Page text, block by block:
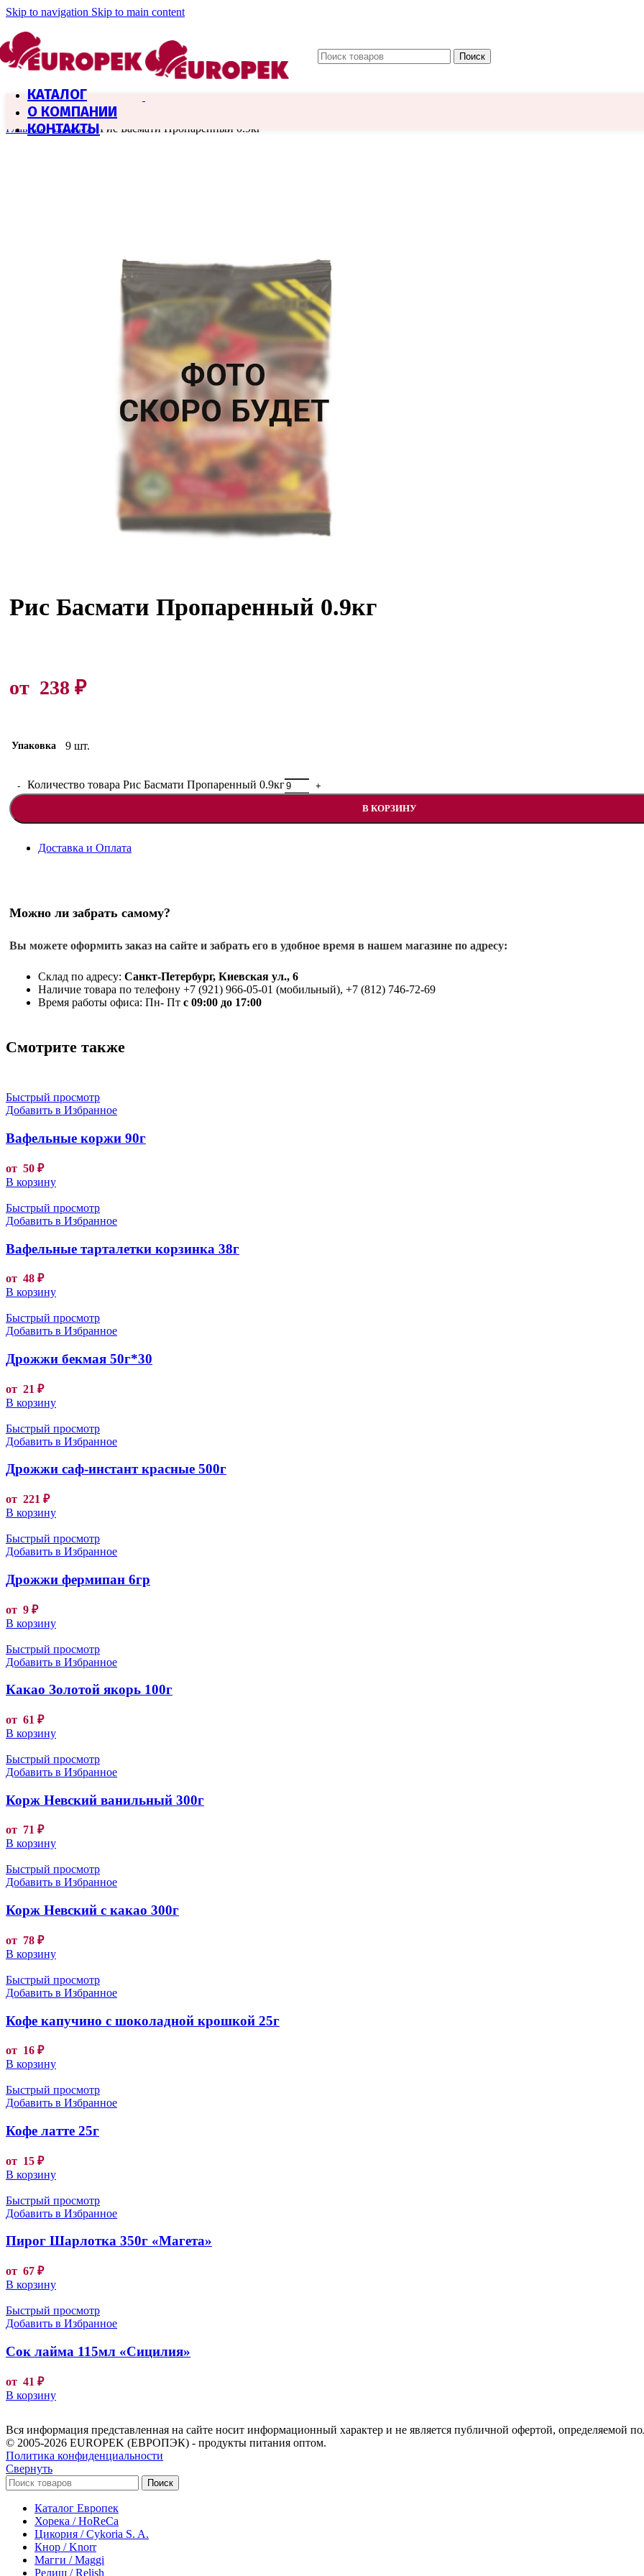
Skip to navigation Skip to main content
Поиск
КАТАЛОГ
О КОМПАНИИ
КОНТАКТЫ
Главная / Бакалея/ Рис Басмати Пропаренный 0.9кг
Рис Басмати Пропаренный 0.9кг
от 238 ₽
Упаковка 9 шт.
Количество товара Рис Басмати Пропаренный 0.9кг
В КОРЗИНУ
Доставка и Оплата
Можно ли забрать самому?
Вы можете оформить заказ на сайте и забрать его в удобное время в нашем магазине по адресу:
Склад по адресу: Санкт-Петербург, Киевская ул., 6
Наличие товара по телефону +7 (921) 966-05-01 (мобильный), +7 (812) 746-72-69
Время работы офиса: Пн- Пт с 09:00 до 17:00
Смотрите также
Быстрый просмотр
Добавить в Избранное
Вафельные коржи 90г
от 50 ₽
В корзину
Быстрый просмотр
Добавить в Избранное
Вафельные тарталетки корзинка 38г
от 48 ₽
В корзину
Быстрый просмотр
Добавить в Избранное
Дрожжи бекмая 50г*30
от 21 ₽
В корзину
Быстрый просмотр
Добавить в Избранное
Дрожжи саф-инстант красные 500г
от 221 ₽
В корзину
Быстрый просмотр
Добавить в Избранное
Дрожжи фермипан 6гр
от 9 ₽
В корзину
Быстрый просмотр
Добавить в Избранное
Какао Золотой якорь 100г
от 61 ₽
В корзину
Быстрый просмотр
Добавить в Избранное
Корж Невский ванильный 300г
от 71 ₽
В корзину
Быстрый просмотр
Добавить в Избранное
Корж Невский с какао 300г
от 78 ₽
В корзину
Быстрый просмотр
Добавить в Избранное
Кофе капучино с шоколадной крошкой 25г
от 16 ₽
В корзину
Быстрый просмотр
Добавить в Избранное
Кофе латте 25г
от 15 ₽
В корзину
Быстрый просмотр
Добавить в Избранное
Пирог Шарлотка 350г «Магета»
от 67 ₽
В корзину
Быстрый просмотр
Добавить в Избранное
Сок лайма 115мл «Сицилия»
от 41 ₽
В корзину
Вся информация представленная на сайте носит информационный характер и не является публичной офертой, определяемой
© 2005-2026 EUROPEK (ЕВРОПЭК) - продукты питания оптом.
Политика конфиденциальности
Свернуть
Поиск
Каталог Европек
Хорека / HoReCa
Цикория / Cykoria S. A.
Кнор / Knorr
Магги / Maggi
Релиш / Relish